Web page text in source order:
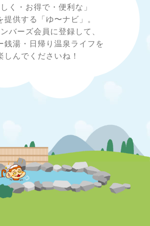
しく・お得で・便利な」
提供する「ゆ〜ナビ」。
バーズ会員に登録して、
銭湯・日帰り温泉ライフを
しんでくださいね！